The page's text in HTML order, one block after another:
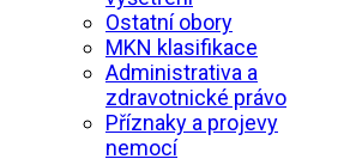
Ostatní obory
MKN klasifikace
Administrativa a
zdravotnické právo
Příznaky a projevy
nemocí